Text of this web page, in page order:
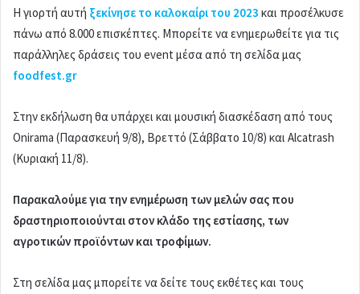
a
i
Η γιορτή αυτή ξεκίνησε το καλοκαίρι του 2023 και προσέλκυσε
πάνω από 8.000 επισκέπτες. Μπορείτε να ενημερωθείτε για τις
παράλληλες δράσεις του event μέσα από τη σελίδα μας
foodfest.gr
Στην εκδήλωση θα υπάρχει και μουσική διασκέδαση από τους
Onirama (Παρασκευή 9/8), Βρεττό (Σάββατο 10/8) και Alcatrash
(Κυριακή 11/8).
Παρακαλούμε για την ενημέρωση των μελών σας που
δραστηριοποιούνται στον κλάδο της εστίασης, των
αγροτικών προϊόντων και τροφίμων.
Στη σελίδα μας μπορείτε να δείτε τους εκθέτες και τους